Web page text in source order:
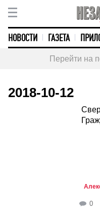
НОВОСТИ ГАЗЕТА
Перейти на
2018-10-12
0